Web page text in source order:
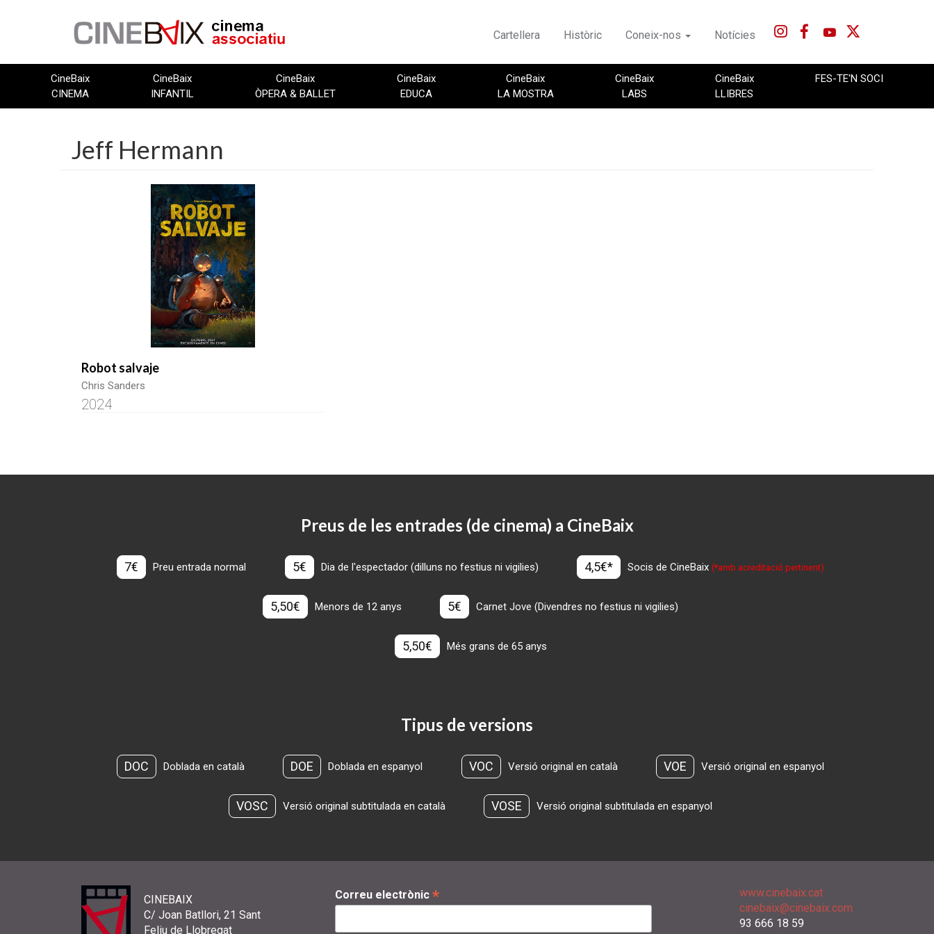
Cartellera Històric Coneix-nos Notícies
CineBaix
CINEMA
CineBaix
INFANTIL
CineBaix
ÒPERA & BALLET
CineBaix
EDUCA
CineBaix
LA MOSTRA
CineBaix
LABS
CineBaix
LLIBRES
FES-TE'N SOCI
Jeff Hermann
Robot salvaje
Chris Sanders
2024
Preus de les entrades (de cinema) a CineBaix
7€ Preu entrada normal 5€ Dia de l'espectador (dilluns no festius ni vigilies) 4,5€* Socis de CineBaix(*amb acreditació pertinent)
5,50€ Menors de 12 anys 5€ Carnet Jove (Divendres no festius ni vigilies)
5,50€ Més grans de 65 anys
Tipus de versions
DOC Doblada en català DOE Doblada en espanyol VOC Versió original en català VOE Versió original en espanyol
VOSC Versió original subtitulada en català VOSE Versió original subtitulada en espanyol
CINEBAIX
C/ Joan Batllori, 21 Sant
Feliu de Llobregat
Correu electrònic *
www.cinebaix.cat
cinebaix@cinebaix.com
93 666 18 59